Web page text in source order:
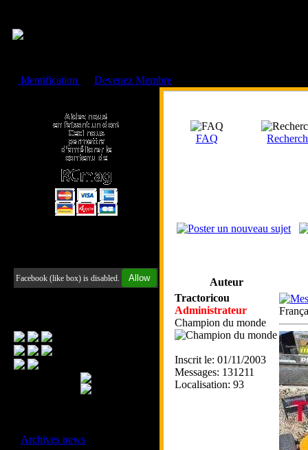
Identification
Devenez Membre
Facebook (like box) is disabled. Allow
Archives news
FAQ
Auteur
Tractoricou
Administrateur
Champion du monde
Inscrit le: 01/11/2003
Messages: 131211
Localisation: 93